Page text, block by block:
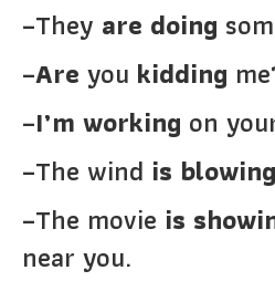
–They are doing
–Are you kidding
–I’m working on
–The wind is blowing
–The movie is
near you.